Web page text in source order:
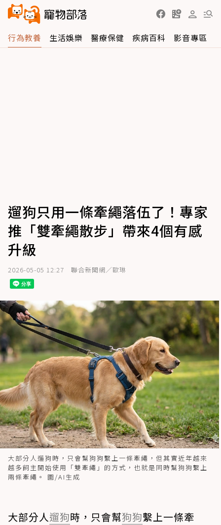
行為教養 生活娛樂 醫療保健 疾病百科 影音專區
遛狗只用一條牽繩落伍了！專家
推「雙牽繩散步」帶來4個有感
升級
2026-05-05 12:27 聯合新聞網／歐琳
大部分人遛狗時，只會幫狗狗繫上一條牽繩，但其實近年越來
越多飼主開始使用「雙牽繩」的方式，也就是同時幫狗狗繫上
兩條牽繩。 圖/AI生成
大部分人遛狗時，只會幫狗狗繫上一條牽